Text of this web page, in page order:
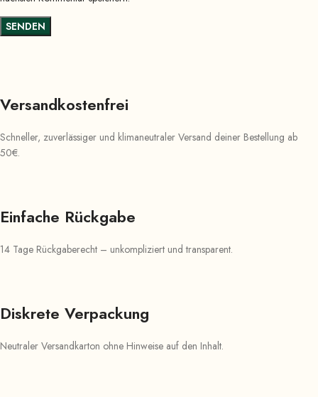
Versandkostenfrei
Schneller, zuverlässiger und klimaneutraler Versand deiner Bestellung ab
50€.
Einfache Rückgabe
14 Tage Rückgaberecht – unkompliziert und transparent.
Diskrete Verpackung
Neutraler Versandkarton ohne Hinweise auf den Inhalt.